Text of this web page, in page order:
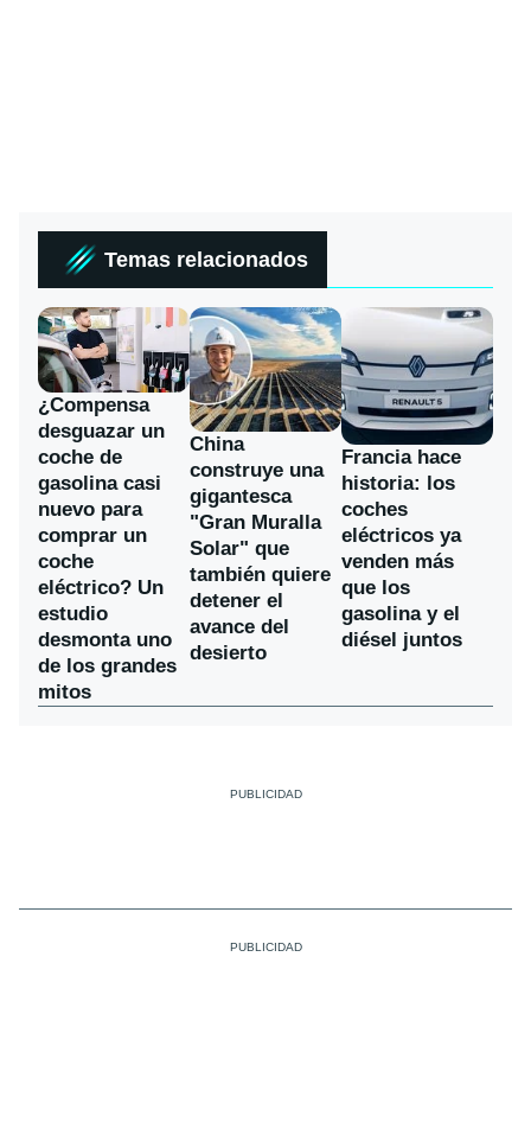
Temas relacionados
¿Compensa
desguazar un
coche de
gasolina casi
nuevo para
comprar un
coche
eléctrico? Un
estudio
desmonta uno
de los grandes
mitos
China
construye una
gigantesca
"Gran Muralla
Solar" que
también quiere
detener el
avance del
desierto
Francia hace
historia: los
coches
eléctricos ya
venden más
que los
gasolina y el
diésel juntos